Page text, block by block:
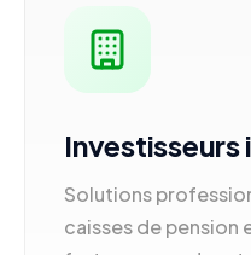
Solutions
caisses de pension